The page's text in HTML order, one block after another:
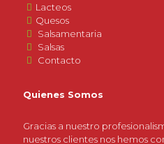
Lacteos
Quesos
Salsamentaria
Salsas
Contacto
Quienes Somos
Gracias a nuestro
nuestros clientes nos hemos